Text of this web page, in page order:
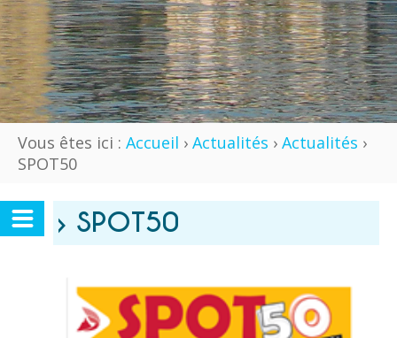
Vous êtes ici : Accueil › Actualités › Actualités ›
SPOT50
› SPOT50